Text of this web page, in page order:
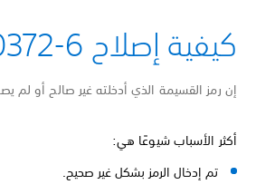
كيفية إصلاح WC-40372-6
إن رمز القسيمة الذي أدخلته غير صالح أو لم
أكثر الأسباب شيوعًا هي:
تم إدخال الرمز بشكل غير صحيح.